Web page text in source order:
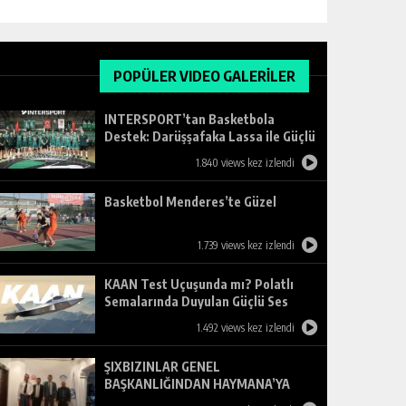
POPÜLER VIDEO GALERİLER
INTERSPORT’tan Basketbola
Destek: Darüşşafaka Lassa ile Güçlü
1.840 views kez izlendi
Basketbol Menderes’te Güzel
1.739 views kez izlendi
KAAN Test Uçuşunda mı? Polatlı
Semalarında Duyulan Güçlü Ses
1.492 views kez izlendi
ŞIXBIZINLAR GENEL
BAŞKANLIĞINDAN HAYMANA’YA